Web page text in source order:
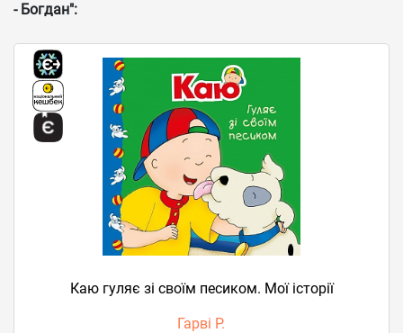
- Богдан":
Каю гуляє зі своїм песиком. Мої історії
Гарві Р.